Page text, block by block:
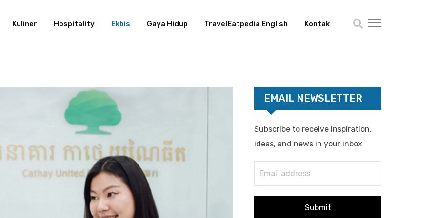
Kuliner Hospitality Ekbis Gaya Hidup TravelEatpedia English Kontak
EMAIL NEWSLETTER
Subscribe to receive inspiration,
ideas, and news in your inbox